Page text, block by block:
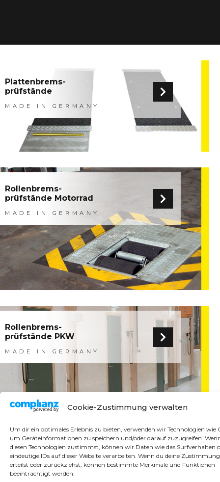
Cookie-Zustimmung verwalten
Um dir ein optimales Erlebnis zu bieten, verwenden wir Technologien wie
um Geräteinformationen zu speichern und/oder darauf zuzugreifen.
diesen Technologien zustimmst, können wir Daten wie das Surfverhalten
eindeutige IDs auf dieser Website verarbeiten. Wenn du deine
erteilst oder zurückziehst, können bestimmte Merkmale und Funktionen
beeinträchtigt werden.
Plattenbrems-
prüfstände
MADE IN GERMANY
Rollenbrems-
prüfstände Motorrad
MADE IN GERMANY
Rollenbrems-
prüfstände PKW
MADE IN GERMANY
Rollenbrems-
prüfstände PKW / LKW
MADE IN GERMANY